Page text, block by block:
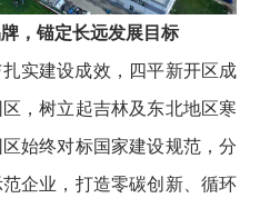
，锚定长远发展目标
实建设成效，四平新开区成
，树立起吉林及东北地区寒
始终对标国家建设规范，分
企业，打造零碳创新、循环